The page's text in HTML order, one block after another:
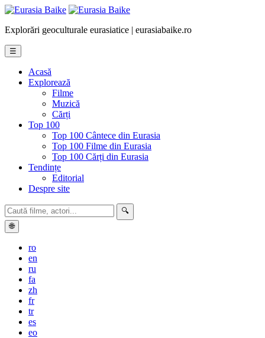
Explorări geoculturale eurasiatice | eurasiabaike.ro
☰
Acasă
Explorează
Filme
Muzică
Cărți
Top 100
Top 100 Cântece din Eurasia
Top 100 Filme din Eurasia
Top 100 Cărți din Eurasia
Tendințe
Editorial
Despre site
🔍
🌐
ro
en
ru
fa
zh
fr
tr
es
eo